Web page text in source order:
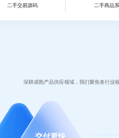
二手交易源码 二手商品
深耕成熟产品供应领域，我们聚焦各行业